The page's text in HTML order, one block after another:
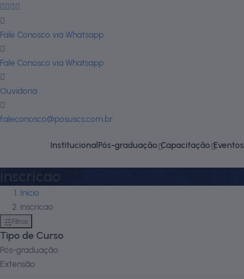
Fale Conosco via Whatsapp
Fale Conosco via Whatsapp
Ouvidoria
faleconosco@posuscs.com.br
Institucional Pós-graduação Capacitação Eventos
Início
inscricao
Filtros
Tipo de Curso
Pós-graduação
Extensão